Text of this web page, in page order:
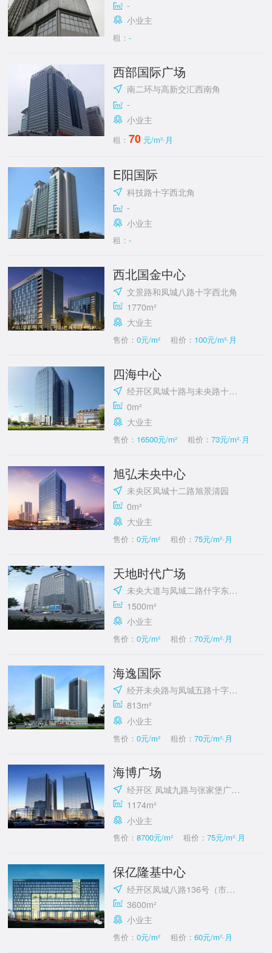
-
小业主
租：-
西部国际广场
南二环与高新交汇西南角
-
小业主
租：70 元/m²·月
E阳国际
科技路十字西北角
-
小业主
租：-
西北国金中心
文景路和凤城八路十字西北角
1770m²
大业主
售价：0元/m² 租价： 100元/m²·月
四海中心
经开区凤城十路与未央路十字东南
0m²
大业主
售价： 16500元/m² 租价： 73元/m²·月
旭弘未央中心
未央区凤城十二路旭景清园
0m²
大业主
售价：0元/m² 租价： 75元/m²·月
天地时代广场
未央大道与凤城二路什字东北角
1500m²
小业主
售价：0元/m² 租价： 70元/m²·月
海逸国际
经开未央路与凤城五路十字东北角
813m²
小业主
售价：0元/m² 租价： 70元/m²·月
海博广场
经开区 凤城九路与张家堡广场西北角
1174m²
小业主
售价：8700元/m² 租价： 75元/m²·月
保亿隆基中心
经开区凤城八路136号（市政府对面）
3600m²
小业主
售价：0元/m² 租价： 60元/m²·月